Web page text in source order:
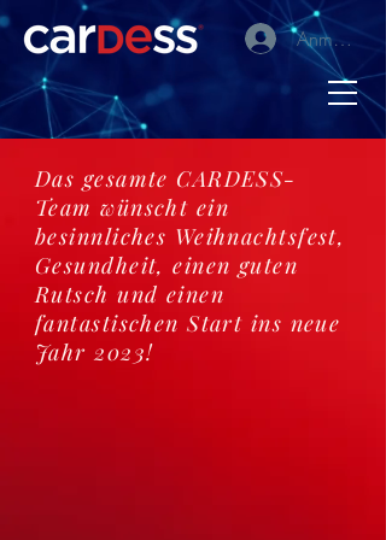
Anmelden
Das gesamte CARDESS-
Team wünscht ein
besinnliches Weihnachtsfest,
Gesundheit, einen guten
Rutsch und einen
fantastischen Start ins neue
Jahr 2023!